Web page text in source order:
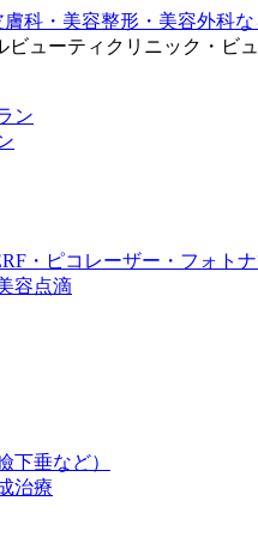
ューティクリニック・ビ
ン
・ピコレーザー・フォトナ
容点滴
下垂など）
治療